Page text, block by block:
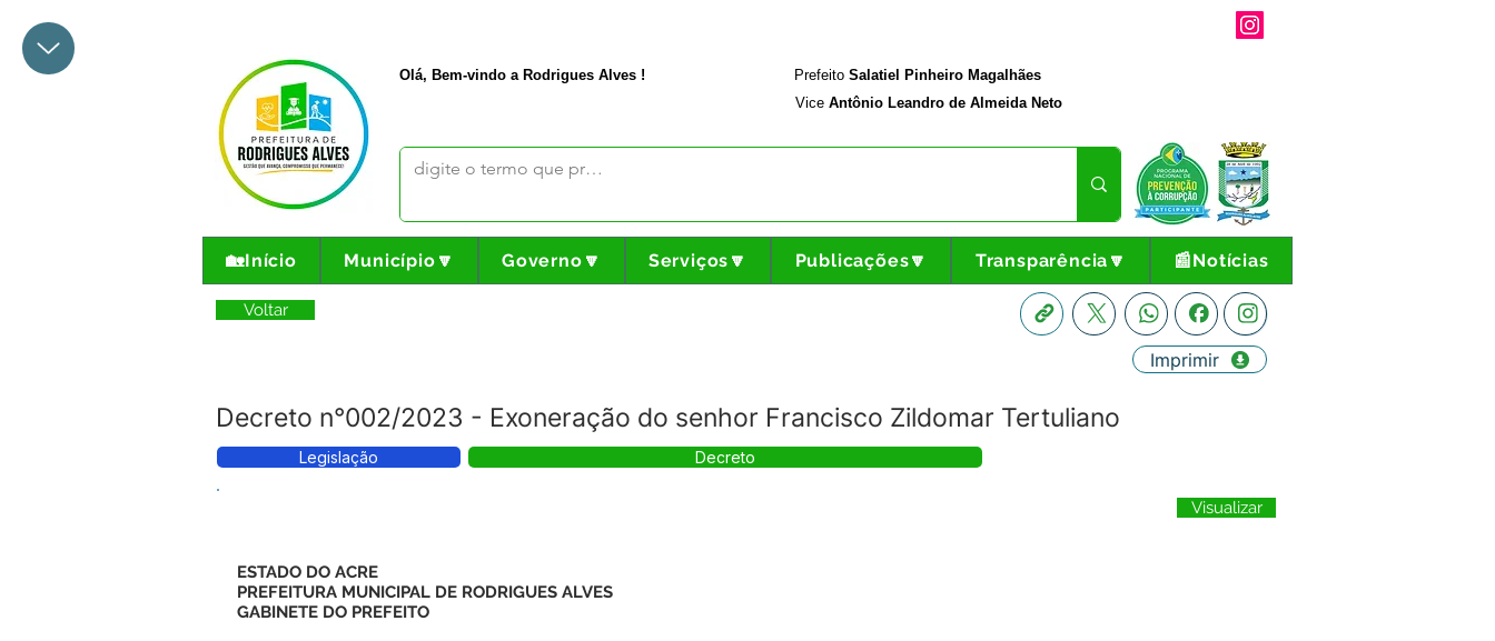
Olá, Bem-vindo a Rodrigues Alves ! Prefeito Salatiel Pinheiro Magalhães
Vice Antônio Leandro de Almeida Neto
🏡Início Município🔽 Governo🔽 Serviços🔽 Publicações🔽 Transparência🔽 📰Notícias
Voltar
Decreto n°002/2023 - Exoneração do senhor Francisco Zildomar Tertuliano
Imprimir
Legislação Decreto
Visualizar
ESTADO DO ACRE
PREFEITURA MUNICIPAL DE RODRIGUES ALVES
GABINETE DO PREFEITO